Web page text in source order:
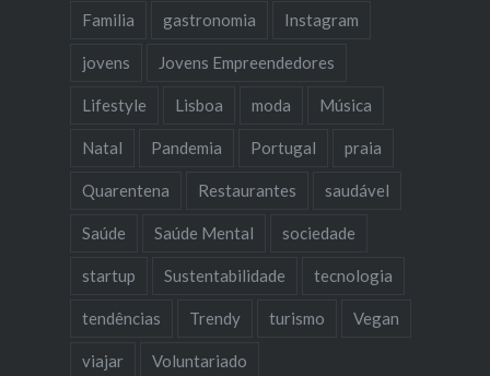
Familia gastronomia Instagram
jovens Jovens Empreendedores
Lifestyle Lisboa moda Música
Natal Pandemia Portugal praia
Quarentena Restaurantes saudável
Saúde Saúde Mental sociedade
startup Sustentabilidade tecnologia
tendências Trendy turismo Vegan
viajar Voluntariado